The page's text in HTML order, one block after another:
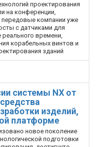
проектирования
на конференции,
компании уже
с датчиками для
времени,
корабельных винтов и
зданий
системы NX от
изделий,
платформе
новое поколение
подготовки